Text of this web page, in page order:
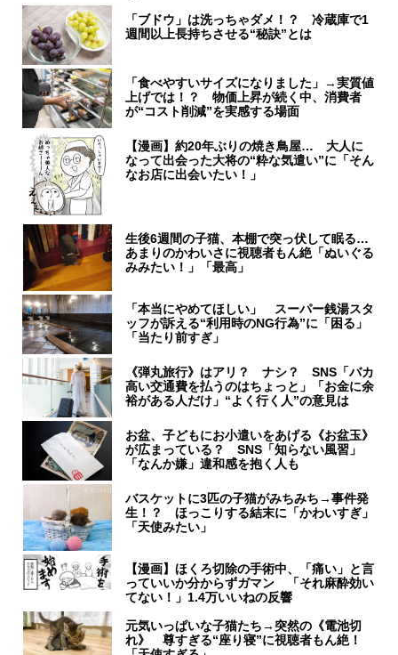
「ブドウ」は洗っちゃダメ！？ 冷蔵庫で1
週間以上長持ちさせる“秘訣”とは
「食べやすいサイズになりました」→実質値
上げでは！？ 物価上昇が続く中、消費者
が“コスト削減”を実感する場面
【漫画】約20年ぶりの焼き鳥屋… 大人に
なって出会った大将の“粋な気遣い”に「そん
なお店に出会いたい！」
生後6週間の子猫、本棚で突っ伏して眠る…
あまりのかわいさに視聴者もん絶「ぬいぐる
みみたい！」「最高」
「本当にやめてほしい」 スーパー銭湯スタ
ッフが訴える“利用時のNG行為”に「困る」
「当たり前すぎ」
《弾丸旅行》はアリ？ ナシ？ SNS「バカ
高い交通費を払うのはちょっと」「お金に余
裕がある人だけ」“よく行く人”の意見は
お盆、子どもにお小遣いをあげる《お盆玉》
が広まっている？ SNS「知らない風習」
「なんか嫌」違和感を抱く人も
バスケットに3匹の子猫がみちみち→事件発
生！？ ほっこりする結末に「かわいすぎ」
「天使みたい」
【漫画】ほくろ切除の手術中、「痛い」と言
っていいか分からずガマン 「それ麻酔効い
てない！」1.4万いいねの反響
元気いっぱいな子猫たち→突然の《電池切
れ》 尊すぎる“座り寝”に視聴者もん絶！